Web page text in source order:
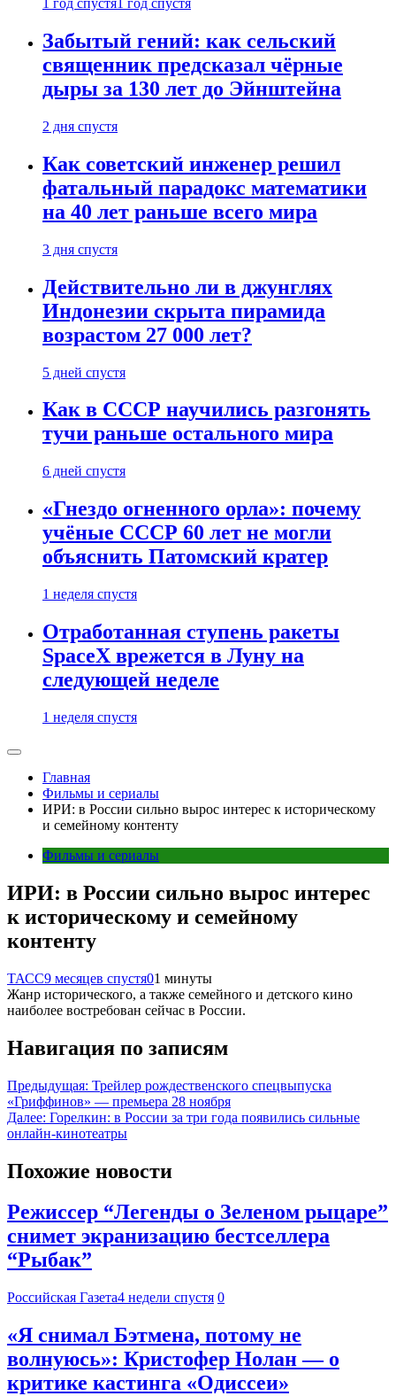
1 год спустя 1 год спустя
Забытый гений: как сельский
священник предсказал чёрные
дыры за 130 лет до Эйнштейна
2 дня спустя
Как советский инженер решил
фатальный парадокс математики
на 40 лет раньше всего мира
3 дня спустя
Действительно ли в джунглях
Индонезии скрыта пирамида
возрастом 27 000 лет?
5 дней спустя
Как в СССР научились разгонять
тучи раньше остального мира
6 дней спустя
«Гнездо огненного орла»: почему
учёные СССР 60 лет не могли
объяснить Патомский кратер
1 неделя спустя
Отработанная ступень ракеты
SpaceX врежется в Луну на
следующей неделе
1 неделя спустя
Главная
Фильмы и сериалы
ИРИ: в России сильно вырос интерес к историческому
и семейному контенту
Фильмы и сериалы
ИРИ: в России сильно вырос интерес
к историческому и семейному
контенту
ТАСС9 месяцев спустя01 минуты
Жанр исторического, а также семейного и детского кино
наиболее востребован сейчас в России.
Навигация по записям
Предыдущая: Трейлер рождественского спецвыпуска
«Гриффинов» — премьера 28 ноября
Далее: Горелкин: в России за три года появились сильные
онлайн-кинотеатры
Похожие новости
Режиссер “Легенды о Зеленом рыцаре”
снимет экранизацию бестселлера
“Рыбак”
Российская Газета4 недели спустя 0
«Я снимал Бэтмена, потому не
волнуюсь»: Кристофер Нолан — о
критике кастинга «Одиссеи»